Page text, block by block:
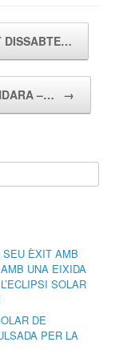
DISSABTE…
–… →
SEU ÈXIT AMB
UNA EIXIDA
SOLAR
DE
PER LA